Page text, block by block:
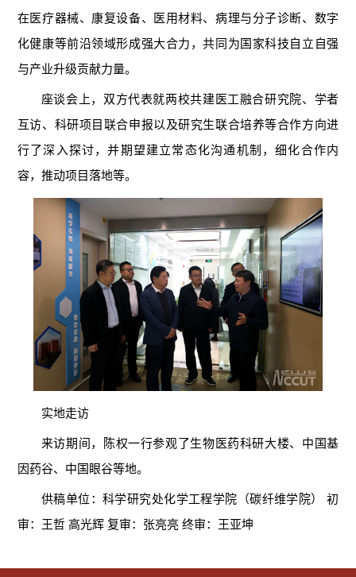
在医疗器械、康复设备、医用材料、病理与分子诊断、数字
化健康等前沿领域形成强大合力，共同为国家科技自立自强
与产业升级贡献力量。
座谈会上，双方代表就两校共建医工融合研究院、学者
互访、科研项目联合申报以及研究生联合培养等合作方向进
行了深入探讨，并期望建立常态化沟通机制，细化合作内
容，推动项目落地等。
实地走访
来访期间，陈权一行参观了生物医药科研大楼、中国基
因药谷、中国眼谷等地。
供稿单位：科学研究处化学工程学院（碳纤维学院） 初
审：王哲 高光辉 复审：张亮亮 终审：王亚坤